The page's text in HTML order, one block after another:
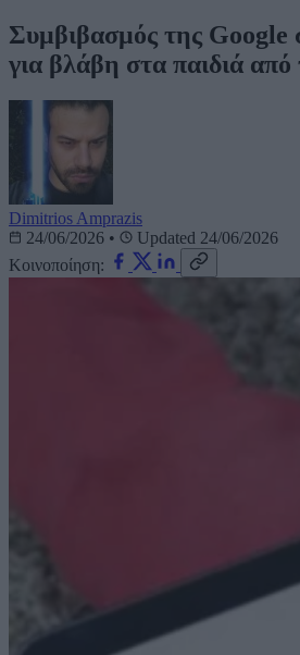
Συμβιβασμός της Google
για βλάβη στα παιδιά
Dimitrios Amprazis
24/06/2026 •
Updated 24/06/2026
Κοινοποίηση: